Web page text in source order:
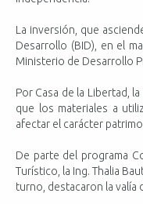
La inversión, que
Desarrollo (BID), en el
Ministerio de Desarrollo
Por Casa de la Libertad,
que los materiales a
afectar el carácter
De parte del programa
Turístico, la Ing. Thalia
turno, destacaron la valía